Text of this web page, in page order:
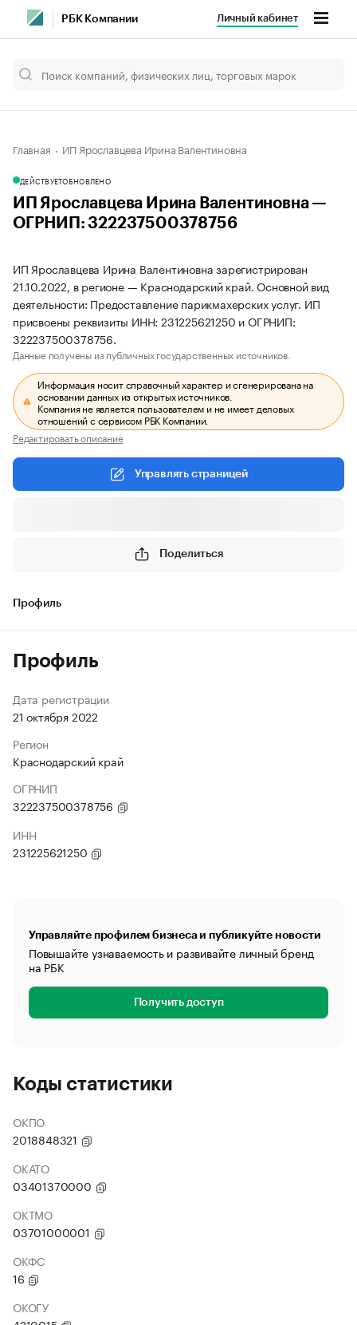
РБК Компании Личный кабинет
Главная ИП Ярославцева Ирина Валентиновна
ДЕЙСТВУЕТОБНОВЛЕНО
ИП Ярославцева Ирина Валентиновна —
ОГРНИП: 322237500378756
ИП Ярославцева Ирина Валентиновна зарегистрирован
21.10.2022, в регионе — Краснодарский край. Основной вид
деятельности: Предоставление парикмахерских услуг. ИП
присвоены реквизиты ИНН: 231225621250 и ОГРНИП:
322237500378756.
Данные получены из публичных государственных источников.
Информация носит справочный характер и сгенерирована на
основании данных из открытых источников.
Компания не является пользователем и не имеет деловых
отношений с сервисом РБК Компании.
Редактировать описание
Управлять страницей
Поделиться
Профиль
Профиль
Дата регистрации
21 октября 2022
Регион
Краснодарский край
ОГРНИП
322237500378756
ИНН
231225621250
Управляйте профилем бизнеса и публикуйте новости
Повышайте узнаваемость и развивайте личный бренд
на РБК
Получить доступ
Коды статистики
ОКПО
2018848321
ОКАТО
03401370000
ОКТМО
03701000001
ОКФС
16
ОКОГУ